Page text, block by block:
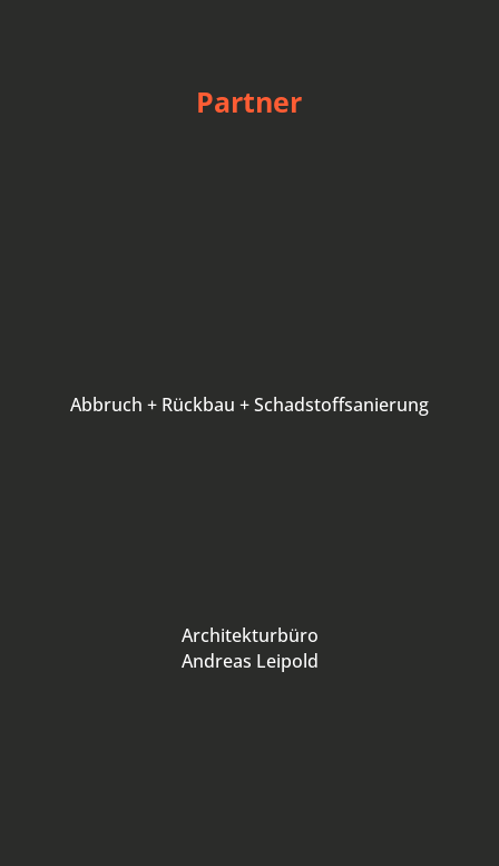
Partner
Abbruch + Rückbau + Schadstoffsanierung
Architekturbüro
Andreas Leipold